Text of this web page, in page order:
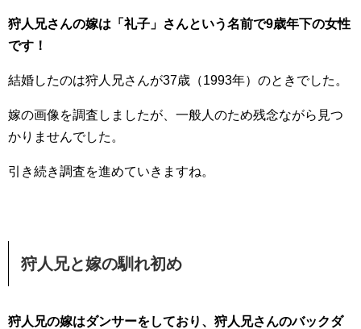
狩人兄さんの嫁は「礼子」さんという名前で9歳年下の女性
です！
結婚したのは狩人兄さんが37歳（1993年）のときでした。
嫁の画像を調査しましたが、一般人のため残念ながら見つ
かりませんでした。
引き続き調査を進めていきますね。
狩人兄と嫁の馴れ初め
狩人兄の嫁はダンサーをしており、狩人兄さんのバックダ